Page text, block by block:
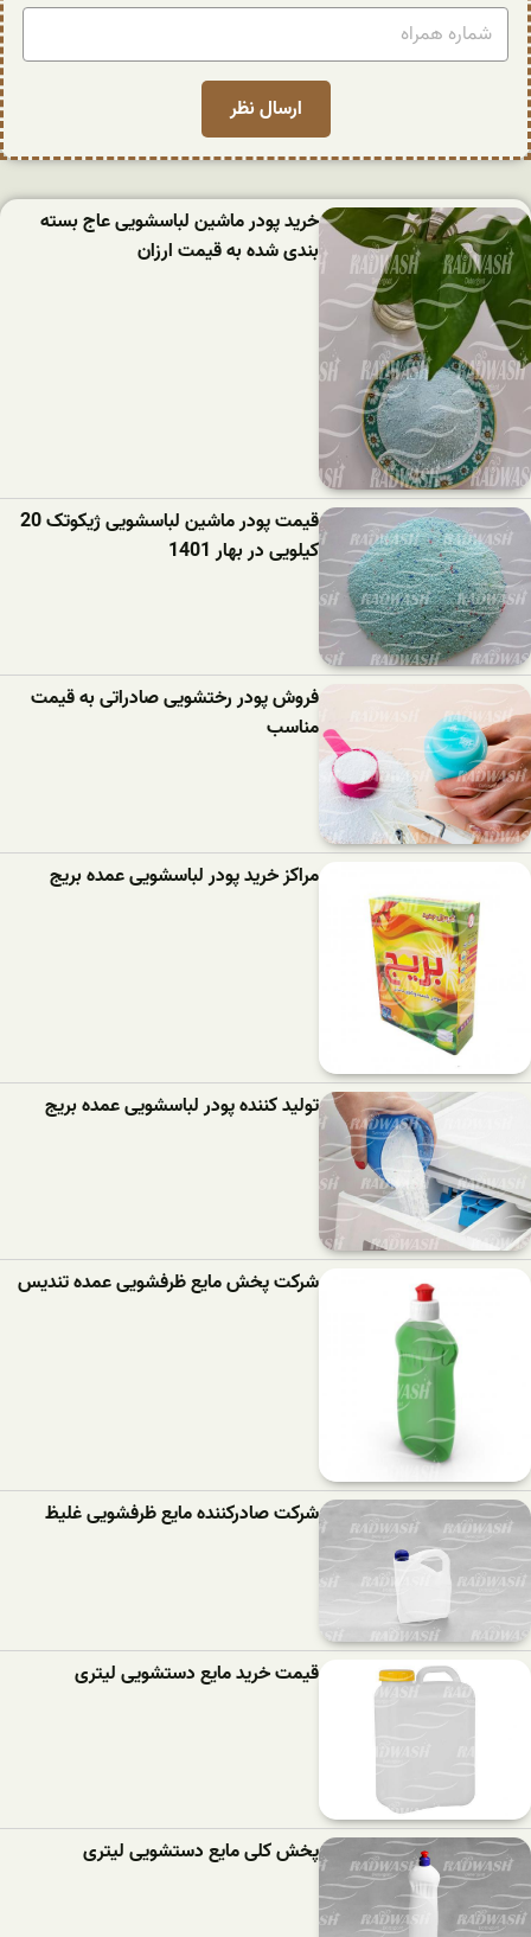
خرید پودر ماشین لباسشویی عاج بسته
بندی شده به قیمت ارزان
قیمت پودر ماشین لباسشویی ژیکوتک 20
کیلویی در بهار 1401
فروش پودر رختشویی صادراتی به قیمت
مناسب
مراکز خرید پودر لباسشویی عمده بریج
تولید کننده پودر لباسشویی عمده بریج
شرکت پخش مایع ظرفشویی عمده تندیس
شرکت صادرکننده مایع ظرفشویی غلیظ
قیمت خرید مایع دستشویی لیتری
پخش کلی مایع دستشویی لیتری